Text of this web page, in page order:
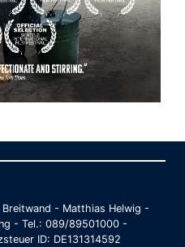
- Matthias Helwig -
- Tel.: 089/89501000 -
ID: DE131314592